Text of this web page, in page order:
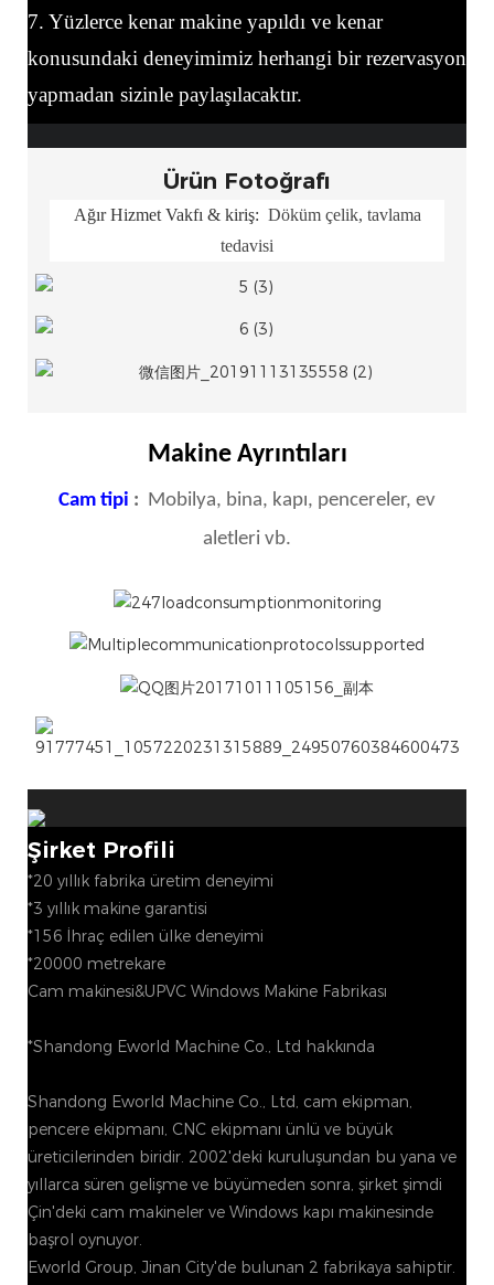
7. Yüzlerce kenar makine yapıldı ve kenar
konusundaki deneyimimiz herhangi bir rezervasyon
yapmadan sizinle paylaşılacaktır.
Ürün Fotoğrafı
Ağır Hizmet Vakfı & kiriş: Döküm çelik, tavlama
tedavisi
Makine Ayrıntıları
Cam tipi : Mobilya, bina, kapı, pencereler, ev
aletleri vb.
Şirket Profili
*20 yıllık fabrika üretim deneyimi
*3 yıllık makine garantisi
*156 İhraç edilen ülke deneyimi
*20000 metrekare
Cam makinesi&UPVC Windows Makine Fabrikası
*Shandong Eworld Machine Co., Ltd hakkında
Shandong Eworld Machine Co., Ltd, cam ekipman,
pencere ekipmanı, CNC ekipmanı ünlü ve büyük
üreticilerinden biridir. 2002'deki kuruluşundan bu yana ve
yıllarca süren gelişme ve büyümeden sonra, şirket şimdi
Çin'deki cam makineler ve Windows kapı makinesinde
başrol oynuyor.
Eworld Group, Jinan City'de bulunan 2 fabrikaya sahiptir.